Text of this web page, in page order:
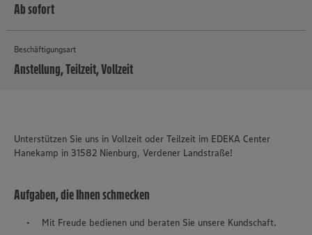
Ab sofort
Beschäftigungsart
Anstellung, Teilzeit, Vollzeit
Unterstützen Sie uns in Vollzeit oder Teilzeit im EDEKA Center
Hanekamp in 31582 Nienburg, Verdener Landstraße!
Aufgaben, die Ihnen schmecken
Mit Freude bedienen und beraten Sie unsere Kundschaft.